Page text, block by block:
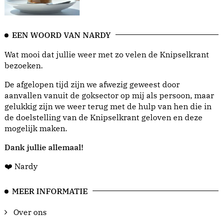
EEN WOORD VAN NARDY
Wat mooi dat jullie weer met zo velen de Knipselkrant
bezoeken.
De afgelopen tijd zijn we afwezig geweest door
aanvallen vanuit de goksector op mij als persoon, maar
gelukkig zijn we weer terug met de hulp van hen die in
de doelstelling van de Knipselkrant geloven en deze
mogelijk maken.
Dank jullie allemaal!
❤️ Nardy
MEER INFORMATIE
Over ons